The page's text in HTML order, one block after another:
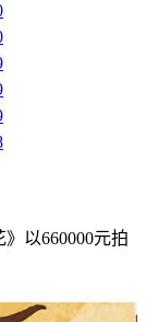
以660000元拍